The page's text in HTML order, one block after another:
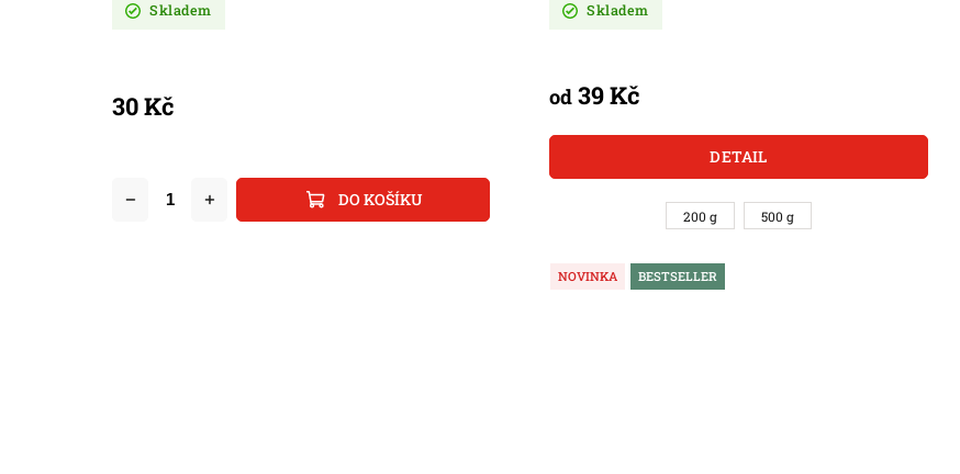
Skladem
30 Kč
DO KOŠÍKU
Skladem
od 39 Kč
DETAIL
200 g 500 g
NOVINKA BESTSELLER